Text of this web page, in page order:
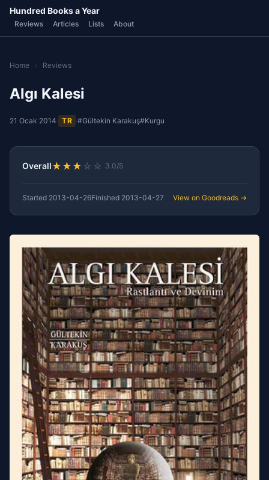
Hundred Books a Year
Reviews Articles Lists About
Home › Reviews
Algı Kalesi
21 Ocak 2014· TR ·#Gültekin Karakuş#Kurgu
Overall★ ★ ★ ☆ ☆ 3.0/5
Started 2013-04-26Finished 2013-04-27 View on Goodreads →